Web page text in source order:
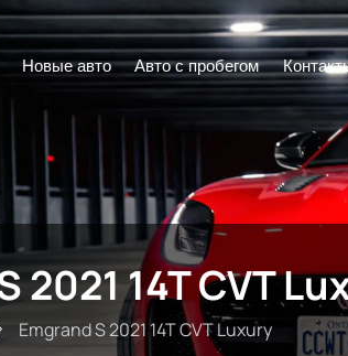
Новые авто Авто с пробегом
2021 14T CVT
Emgrand S 2021 14T CVT Luxury